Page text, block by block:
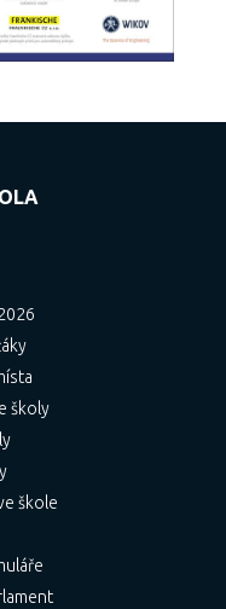
školy
škole